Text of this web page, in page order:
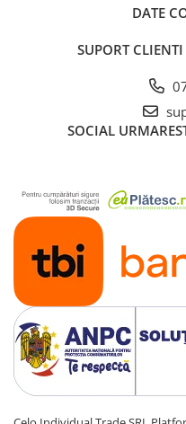
iPad Pro 11″ (1st gen - 2018)
iPad Pro 11″ (2nd gen - 2020)
iPad Pro 12.9″ (2nd gen -
iPad Pro 12.9″ (3rd gen - 2018)
iPad Pro 12.9″ (4th gen - 2020)
iPad Pro 12.9″ (5th gen -
iPad Pro 12.9″ (6th gen - 2022)
iPad Pro 9.7″ (2016)
iPad
iPad (4th gen)
iPad 9.7″ (5th gen - 2017)
iPad 9.7″ (6th gen - 2018)
DATE
SUPORT CLIENTI
SOCIAL